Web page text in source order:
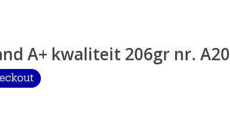
A+ kwaliteit 206gr nr. A20